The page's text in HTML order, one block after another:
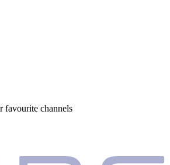
favourite channels